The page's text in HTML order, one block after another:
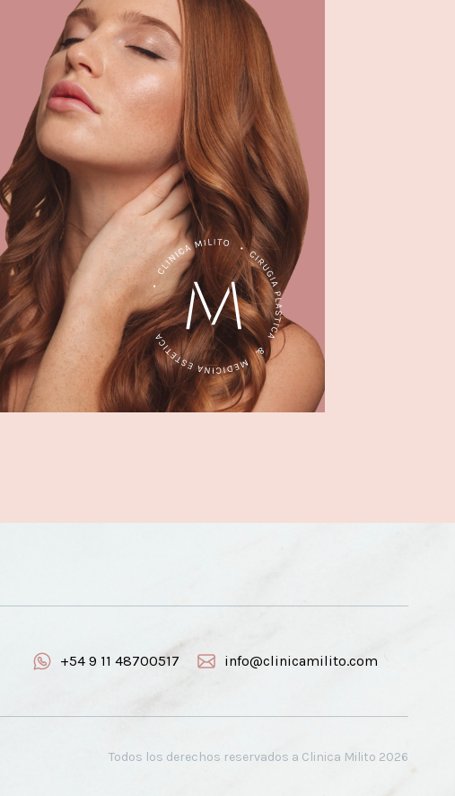
+54 9 11 48700517 info@clinicamilito.com
Todos los derechos reservados a Clinica Milito 2026